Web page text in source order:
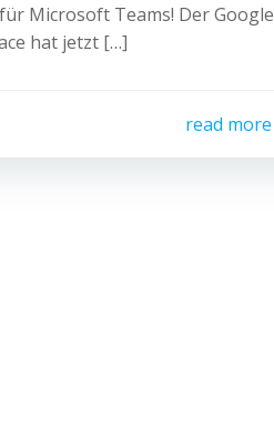
Microsoft Teams! Der Google
hat jetzt […]
read more